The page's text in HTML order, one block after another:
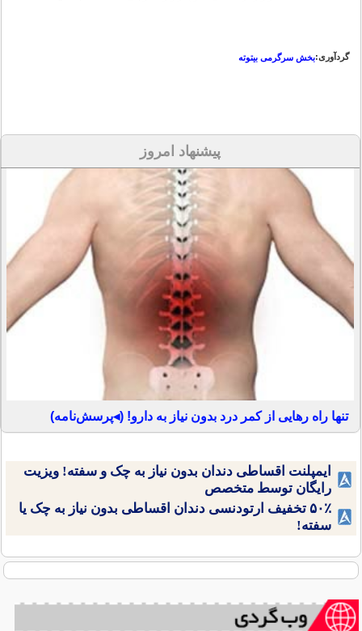
گردآوری:بخش سرگرمی بیتوته
پیشنهاد امروز
تنها راه رهایی از کمر درد بدون نیاز به دارو! (◂پرسش‌نامه)
ایمپلنت اقساطی دندان بدون نیاز به چک و سفته! ویزیت
رایگان توسط متخصص
۵۰٪ تخفیف ارتودنسی دندان اقساطی بدون نیاز به چک یا
سفته!